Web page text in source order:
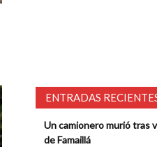
ENTRADAS
Un camionero murió tras
de Famaillá